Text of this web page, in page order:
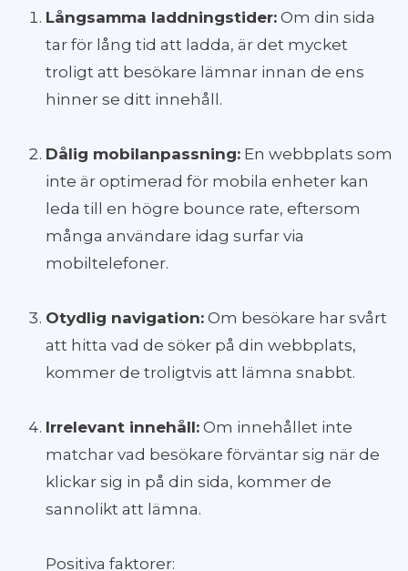
Långsamma laddningstider: Om din sida
tar för lång tid att ladda, är det mycket
troligt att besökare lämnar innan de ens
hinner se ditt innehåll.
Dålig mobilanpassning: En webbplats som
inte är optimerad för mobila enheter kan
leda till en högre bounce rate, eftersom
många användare idag surfar via
mobiltelefoner.
Otydlig navigation: Om besökare har svårt
att hitta vad de söker på din webbplats,
kommer de troligtvis att lämna snabbt.
Irrelevant innehåll: Om innehållet inte
matchar vad besökare förväntar sig när de
klickar sig in på din sida, kommer de
sannolikt att lämna.
Positiva faktorer: